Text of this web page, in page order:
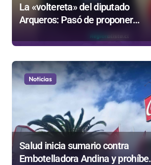
La «voltereta» del diputado
Arqueros: Pasó de proponer
privatizar Codelco a defender una
empresa 100% estatal
Noticias
Salud inicia sumario contra
Embotelladora Andina y prohíbe